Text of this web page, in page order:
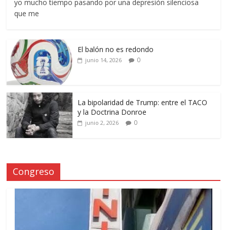
yo mucho tiempo pasando por una depresión silenciosa
que me
El balón no es redondo
junio 14, 2026 0
La bipolaridad de Trump: entre el TACO
y la Doctrina Donroe
junio 2, 2026 0
Congreso